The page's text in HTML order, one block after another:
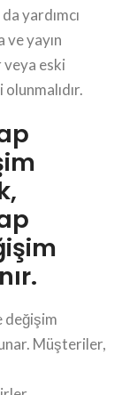
yardımcı
ve yayın
eski
değişim
Müşteriler,